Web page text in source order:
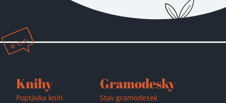
Knihy
Poptávka knih
Gramodesky
Stav gramodesek